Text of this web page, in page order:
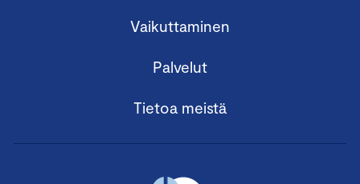
Vaikuttaminen
Palvelut
Tietoa meistä